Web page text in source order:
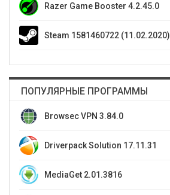
Razer Game Booster 4.2.45.0
Steam 1581460722 (11.02.2020)
ПОПУЛЯРНЫЕ ПРОГРАММЫ
Browsec VPN 3.84.0
Driverpack Solution 17.11.31
MediaGet 2.01.3816